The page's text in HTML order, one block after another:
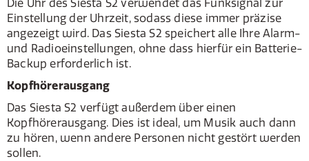
Die Uhr des Siesta S2 verwendet das Funksignal zur
Einstellung der Uhrzeit, sodass diese immer präzise
angezeigt wird. Das Siesta S2 speichert alle Ihre Alarm-
und Radioeinstellungen, ohne dass hierfür ein Batterie-
Backup erforderlich ist.
Kopfhörerausgang
Das Siesta S2 verfügt außerdem über einen
Kopfhörerausgang. Dies ist ideal, um Musik auch dann
zu hören, wenn andere Personen nicht gestört werden
sollen.